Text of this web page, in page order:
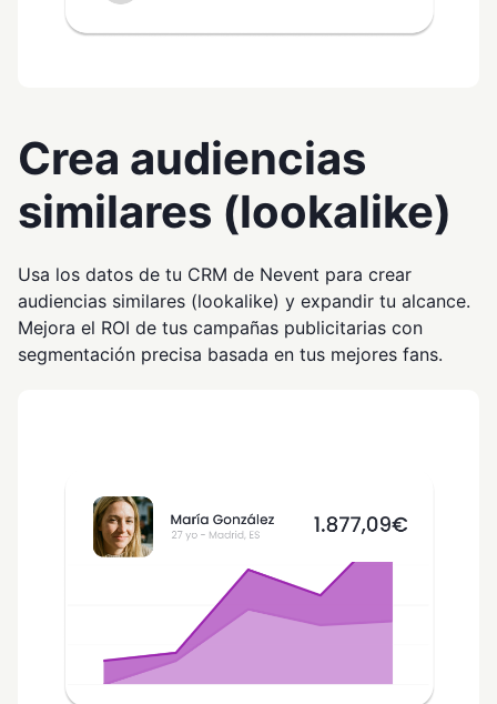
Crea audiencias
similares (lookalike)
Usa los datos de tu CRM de Nevent para crear
audiencias similares (lookalike) y expandir tu alcance.
Mejora el ROI de tus campañas publicitarias con
segmentación precisa basada en tus mejores fans.